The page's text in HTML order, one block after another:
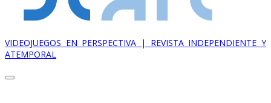
VIDEOJUEGOS EN PERSPECTIVA | REVISTA INDEPENDIENTE Y
ATEMPORAL